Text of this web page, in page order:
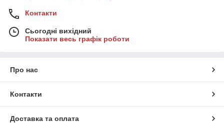
Контакти
Сьогодні вихідний
Показати весь графік роботи
Про нас
Контакти
Доставка та оплата